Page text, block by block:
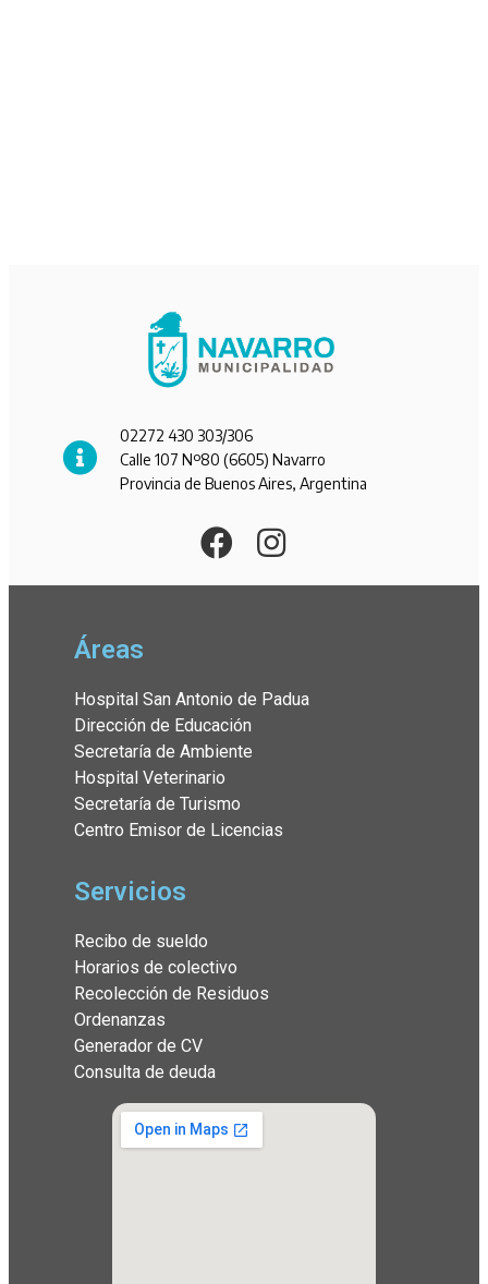
02272 430 303/306
Calle 107 Nº80 (6605) Navarro
Provincia de Buenos Aires, Argentina
Áreas
Hospital San Antonio de Padua
Dirección de Educación
Secretaría de Ambiente
Hospital Veterinario
Secretaría de Turismo
Centro Emisor de Licencias
Servicios
Recibo de sueldo
Horarios de colectivo
Recolección de Residuos
Ordenanzas
Generador de CV
Consulta de deuda